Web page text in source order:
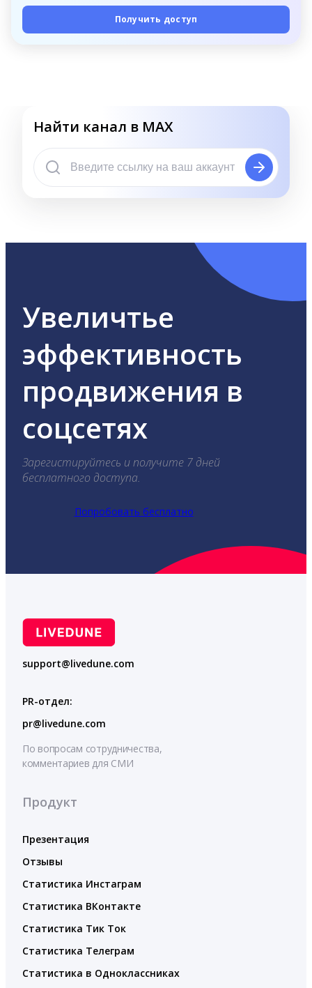
Получить доступ
Найти канал в MAX
Увеличтье
эффективность
продвижения в
соцсетях
Зарегистируйтесь и получите 7 дней
бесплатного доступа.
Попробовать бесплатно
support@livedune.com
PR-отдел:
pr@livedune.com
По вопросам сотрудничества,
комментариев для СМИ
Продукт
Презентация
Отзывы
Статистика Инстаграм
Статистика ВКонтакте
Статистика Тик Ток
Статистика Телеграм
Статистика в Одноклассниках